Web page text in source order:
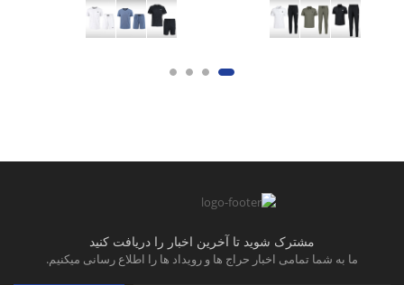
مشترک شوید تا آخرین اخبار را دریافت کنید
ما به شما تمامی اخبار حراج ها و رویداد ها را اطلاع رسانی میکنیم.